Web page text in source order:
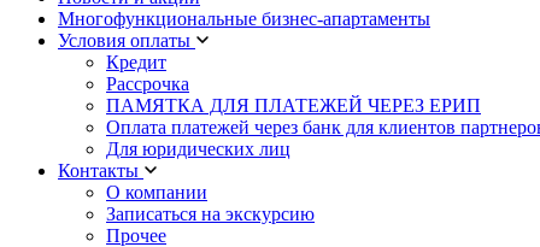
Многофункциональные бизнес-апартаменты
Условия оплаты
Кредит
Рассрочка
ПАМЯТКА ДЛЯ ПЛАТЕЖЕЙ ЧЕРЕЗ ЕРИП
Оплата платежей через банк для клиентов
Для юридических лиц
Контакты
О компании
Записаться на экскурсию
Прочее